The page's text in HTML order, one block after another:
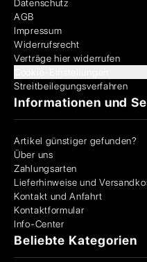
Datenschutz
AGB
Impressum
Widerrufsrecht
Verträge hier widerrufen
Streitbeilegungsverfahren
Informationen und
Artikel günstiger gefunden?
Über uns
Zahlungsarten
Lieferhinweise und
Kontakt und Anfahrt
Kontaktformular
Info-Center
Beliebte Kategorien